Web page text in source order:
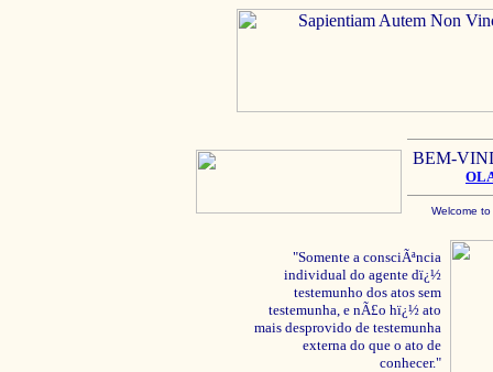
BEM-
Welcome
"Somente a consciÃªncia
individual do agente dï¿½
testemunho dos atos sem
testemunha, e nÃ£o hï¿½ ato
mais desprovido de testemunha
externa do que o ato de
conhecer."